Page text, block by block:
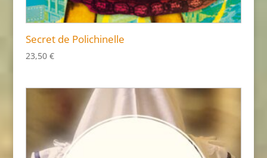
Secret de Polichinelle
23,50 €